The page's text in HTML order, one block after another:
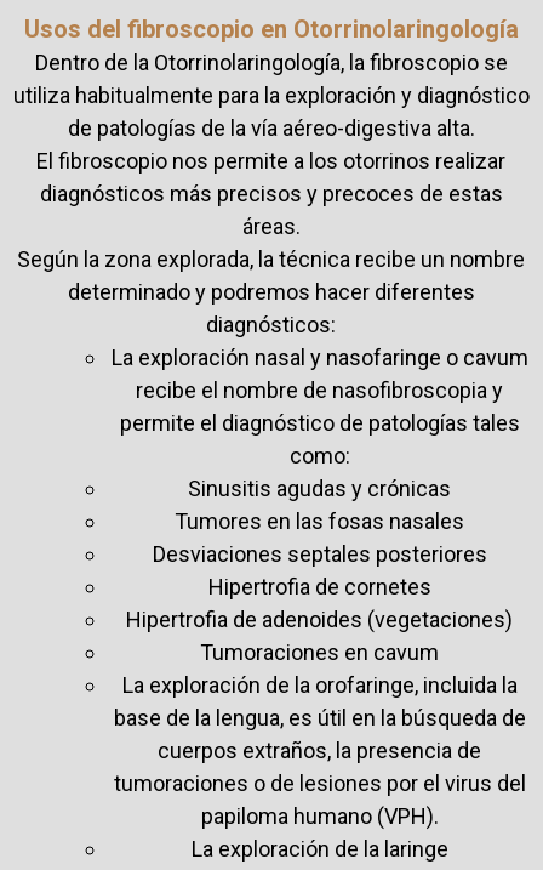
Usos del fibroscopio en Otorrinolaringología
Dentro de la Otorrinolaringología, la fibroscopio se
utiliza habitualmente para la exploración y diagnóstico
de patologías de la vía aéreo-digestiva alta.
El fibroscopio nos permite a los otorrinos realizar
diagnósticos más precisos y precoces de estas
áreas.
Según la zona explorada, la técnica recibe un nombre
determinado y podremos hacer diferentes
diagnósticos:
La exploración nasal y nasofaringe o cavum
recibe el nombre de nasofibroscopia y
permite el diagnóstico de patologías tales
como:
Sinusitis agudas y crónicas
Tumores en las fosas nasales
Desviaciones septales posteriores
Hipertrofia de cornetes
Hipertrofia de adenoides (vegetaciones)
Tumoraciones en cavum
La exploración de la orofaringe, incluida la
base de la lengua, es útil en la búsqueda de
cuerpos extraños, la presencia de
tumoraciones o de lesiones por el virus del
papiloma humano (VPH).
La exploración de la laringe